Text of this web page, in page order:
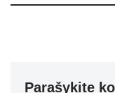
Parašykite